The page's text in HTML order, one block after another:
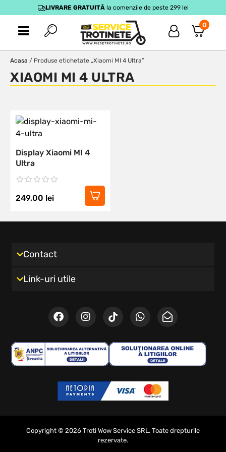
LIVRARE GRATUITĂla comenzile de peste 299 lei
0
Acasa / Produse etichetate „Xiaomi MI 4 Ultra”
XIAOMI MI 4 ULTRA
Display Xiaomi MI 4
Ultra
249,00 lei
Contact
Link-uri utile
Copyright © 2026 Troti Wow Service SRL. Toate drepturile
rezervate.